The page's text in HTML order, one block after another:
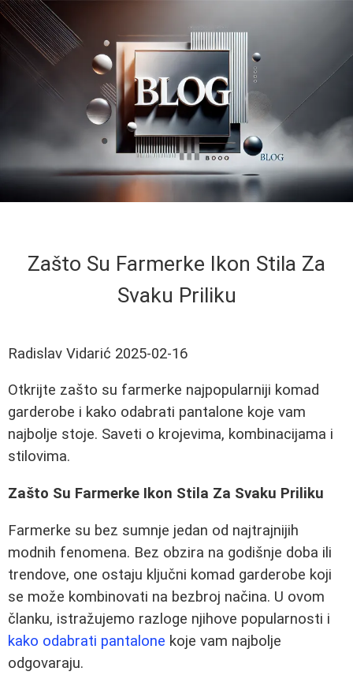
Zašto Su Farmerke Ikon Stila Za
Svaku Priliku
Radislav Vidarić 2025-02-16
Otkrijte zašto su farmerke najpopularniji komad
garderobe i kako odabrati pantalone koje vam
najbolje stoje. Saveti o krojevima, kombinacijama i
stilovima.
Zašto Su Farmerke Ikon Stila Za Svaku Priliku
Farmerke su bez sumnje jedan od najtrajnijih
modnih fenomena. Bez obzira na godišnje doba ili
trendove, one ostaju ključni komad garderobe koji
se može kombinovati na bezbroj načina. U ovom
članku, istražujemo razloge njihove popularnosti i
kako odabrati pantalone koje vam najbolje
odgovaraju.